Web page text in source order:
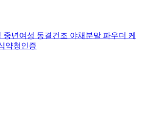
중년여성 동결건조 야채분말 파우더 케
약청인증